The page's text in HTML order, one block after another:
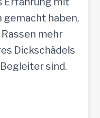
gemacht haben,
mehr
Dickschädels
sind.